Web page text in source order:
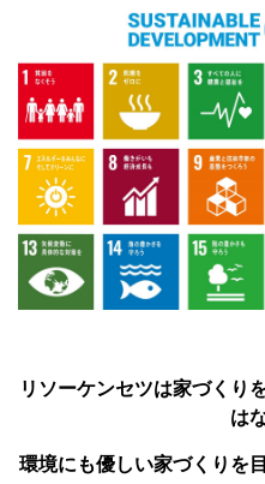
リソーケンセツは家づくり
は
環境にも優しい家づくりを